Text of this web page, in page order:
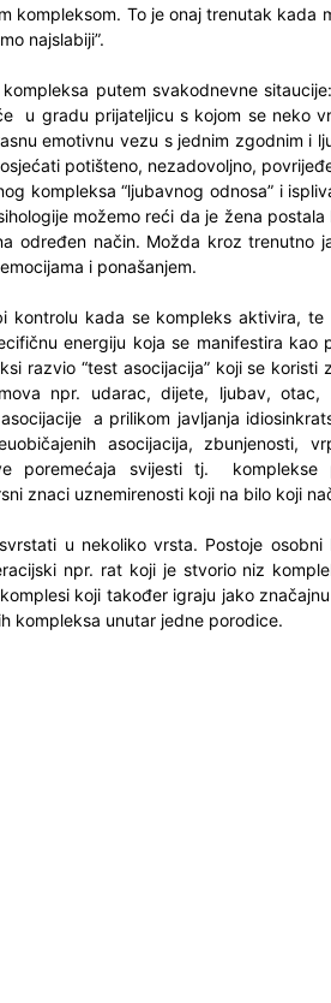
kompleksom. To je onaj trenutak kada
najslabiji”.
putem svakodnevne
u gradu prijateljicu s kojom se neko
emotivnu vezu s jednim zgodnim i
potišteno, nezadovoljno,
kompleksa “ljubavnog odnosa” i
možemo reći da je žena
određen način. Možda kroz trenutno
i ponašanjem.
kontrolu kada se kompleks aktivira, te
energiju koja se manifestira
razvio “test asocijacija” koji se
npr. udarac, dijete, ljubav,
a prilikom javljanja
asocijacija,
poremećaja svijesti tj. komplekse
znaci uznemirenosti koji na bilo koji
u nekoliko vrsta. Postoje
npr. rat koji je stvorio niz
koji također igraju jako
kompleksa unutar jedne porodice.